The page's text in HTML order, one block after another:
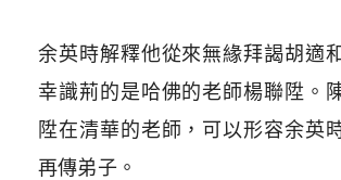
余英時解釋他從來無緣拜謁胡適
幸識荊的是哈佛的老師楊聯陞。
陞在清華的老師，可以形容余英
再傳弟子。